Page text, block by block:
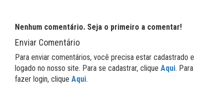
Nenhum comentário. Seja o primeiro a comentar!
Enviar Comentário
Para enviar comentários, você precisa estar cadastrado e
logado no nosso site. Para se cadastrar, clique Aqui. Para
fazer login, clique Aqui.